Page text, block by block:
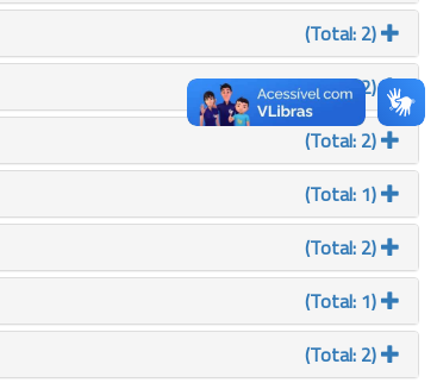
(Total: 2)
(Total: 2)
(Total: 2)
(Total: 1)
(Total: 2)
(Total: 1)
(Total: 2)